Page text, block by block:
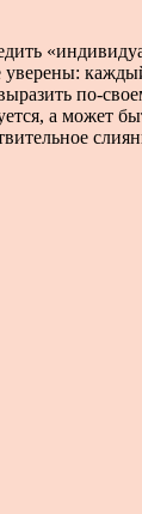
по-
а может